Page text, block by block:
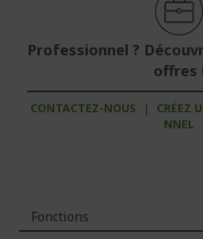
Professionnel ?
offres
CONTACTEZ-NOUS |
CRÉEZ
NNEL
Fonctions